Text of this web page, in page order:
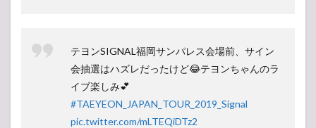
テヨンSIGNAL福岡サンパレス会場前、サイン
会抽選はハズレだったけど😂テヨンちゃんのラ
イブ楽しみ💕
#TAEYEON_JAPAN_TOUR_2019_Signal
pic.twitter.com/mLTEQiDTz2